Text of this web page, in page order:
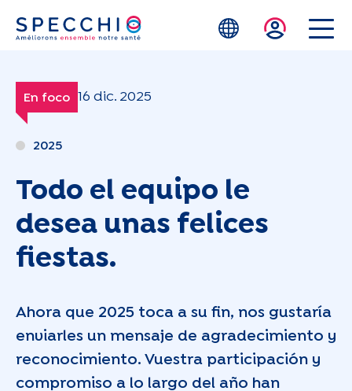
Skip to main content
En foco 16 dic. 2025
2025
Todo el equipo le
desea unas felices
fiestas.
Ahora que 2025 toca a su fin, nos gustaría
enviarles un mensaje de agradecimiento y
reconocimiento. Vuestra participación y
compromiso a lo largo del año han